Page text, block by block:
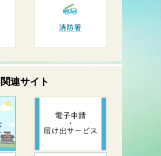
関連サイト